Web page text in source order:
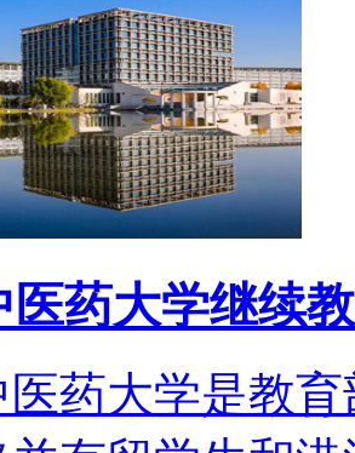
医药大学继续
药大学是教